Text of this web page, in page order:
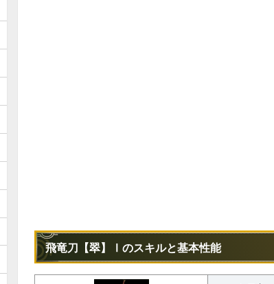
飛竜刀【翠】Ⅰのスキルと基本性能